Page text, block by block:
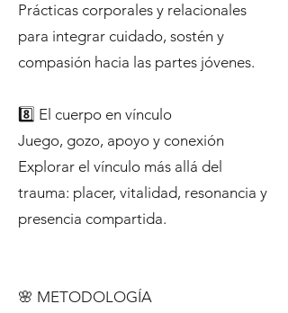
Prácticas corporales y relacionales
para integrar cuidado, sostén y
compasión hacia las partes jóvenes.
8️⃣ El cuerpo en vínculo
Juego, gozo, apoyo y conexión
Explorar el vínculo más allá del
trauma: placer, vitalidad, resonancia y
presencia compartida.
🌸 METODOLOGÍA